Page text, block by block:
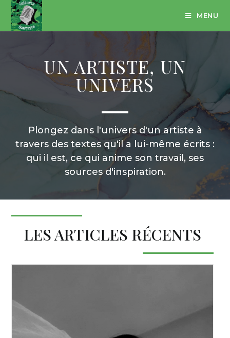
MENU
UN ARTISTE, UN
UNIVERS
Plongez dans l'univers d'un artiste à
travers des textes qu'il a lui-même écrits :
qui il est, ce qui anime son travail, ses
sources d'inspiration.
LES ARTICLES RÉCENTS